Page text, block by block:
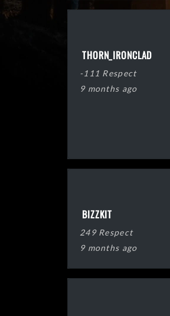
THORN_IRONCLAD
-111 Respect
9 months ago
BIZZKIT
249 Respect
9 months ago